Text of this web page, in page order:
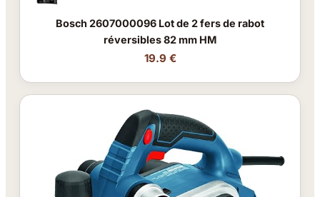
Bosch 2607000096 Lot de 2 fers de rabot
réversibles 82 mm HM
19.9 €